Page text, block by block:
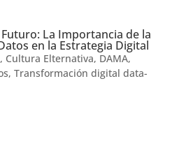
La Importancia de la
en la Estrategia Digital
, Cultura Elternativa, DAMA,
, Transformación digital data-